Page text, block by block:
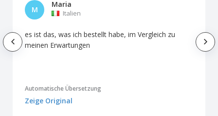
M
Maria
Italien
es ist das, was ich bestellt habe, im Vergleich zu
meinen Erwartungen
Automatische Übersetzung
Zeige Original